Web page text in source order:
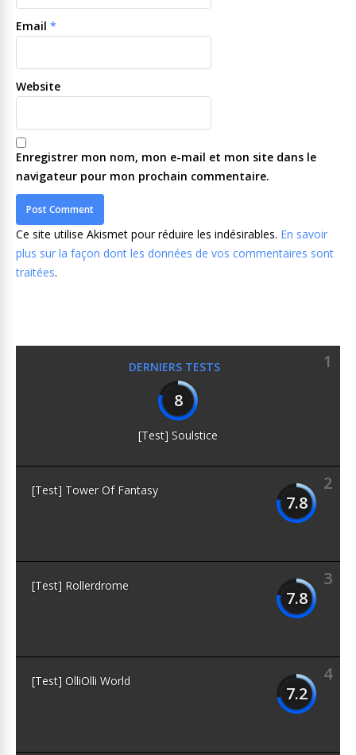
Email *
Website
Enregistrer mon nom, mon e-mail et mon site dans le
navigateur pour mon prochain commentaire.
Ce site utilise Akismet pour réduire les indésirables. En savoir
plus sur la façon dont les données de vos commentaires sont
traitées.
DERNIERS TESTS
1
8
[Test] Soulstice
2
7.8
[Test] Tower Of Fantasy
3
7.8
[Test] Rollerdrome
4
7.2
[Test] OlliOlli World